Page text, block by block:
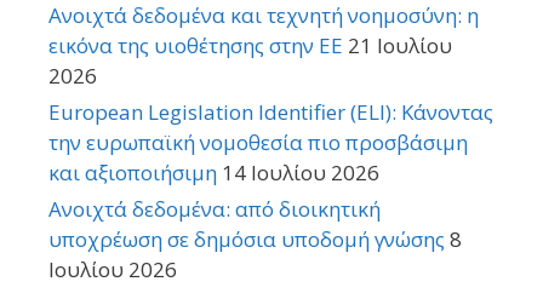
Ανοιχτά δεδομένα και τεχνητή νοημοσύνη: η
εικόνα της υιοθέτησης στην ΕΕ 21 Ιουλίου
2026
European Legislation Identifier (ELI): Κάνοντας
την ευρωπαϊκή νομοθεσία πιο προσβάσιμη
και αξιοποιήσιμη 14 Ιουλίου 2026
Ανοιχτά δεδομένα: από διοικητική
υποχρέωση σε δημόσια υποδομή γνώσης 8
Ιουλίου 2026